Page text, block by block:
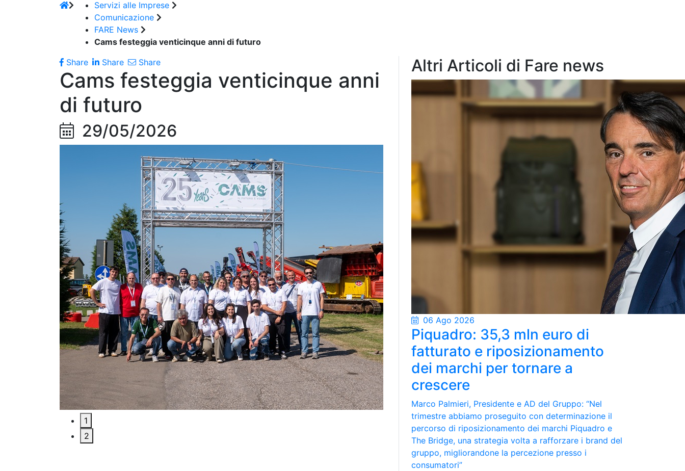
Servizi alle Imprese
Comunicazione
FARE News
Cams festeggia venticinque anni di futuro
Share
Share Share
Cams festeggia venticinque anni
di futuro
29/05/2026
1
2
Altri Articoli di Fare news
06 Ago 2026
Piquadro: 35,3 mln euro di
fatturato e riposizionamento
dei marchi per tornare a
crescere
Marco Palmieri, Presidente e AD del Gruppo: “Nel
trimestre abbiamo proseguito con determinazione il
percorso di riposizionamento dei marchi Piquadro e
The Bridge, una strategia volta a rafforzare i brand del
gruppo, migliorandone la percezione presso i
consumatori”